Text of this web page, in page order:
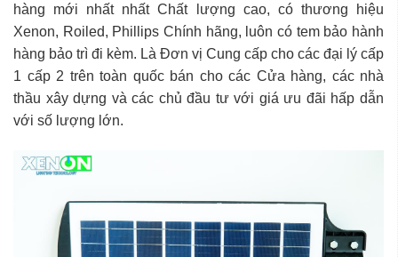
hàng mới nhất nhất Chất lượng cao, có thương hiệu
Xenon, Roiled, Phillips Chính hãng, luôn có tem bảo hành
hàng bảo trì đi kèm. Là Đơn vị Cung cấp cho các đại lý cấp
1 cấp 2 trên toàn quốc bán cho các Cửa hàng, các nhà
thầu xây dựng và các chủ đầu tư với giá ưu đãi hấp dẫn
với số lượng lớn.